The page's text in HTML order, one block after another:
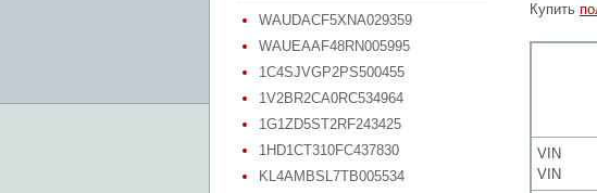
WAUDACF5XNA029359
WAUEAAF48RN005995
1C4SJVGP2PS500455
1V2BR2CA0RC534964
1G1ZD5ST2RF243425
1HD1CT310FC437830
KL4AMBSL7TB005534
Купить
VIN
VIN